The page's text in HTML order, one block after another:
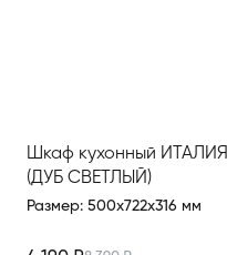
Шкаф кухонный ИТАЛИЯ
(ДУБ СВЕТЛЫЙ)
Размер: 500x722x316 мм